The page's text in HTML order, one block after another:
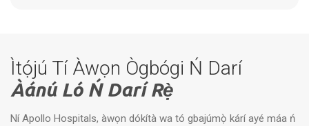
Ìtọ́jú Tí Àwọn Ògbógi Ń Darí
Àánú Ló Ń Darí Rẹ̀
Ní Apollo Hospitals, àwọn dókítà wa tó gbajúmọ̀ kárí ayé máa ń